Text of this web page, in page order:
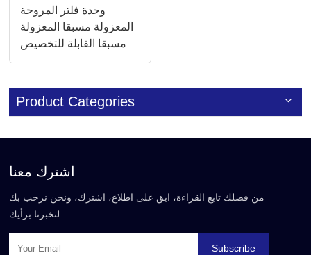
وحدة فلتر المروحة
المعزولة مسبقا المعزولة
مسبقا القابلة للتخصيص
في السقف (وحدة تصفية
Product Categories
اشترك معنا
من فضلك تابع القراءة، ابق على اطلاع، اشترك، ونحن نرحب بك
لتخبرنا برأيك.
Subscribe